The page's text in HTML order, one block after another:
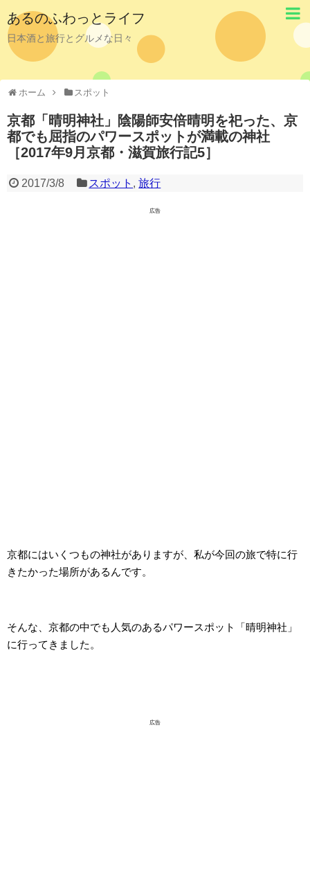
あるのふわっとライフ
日本酒と旅行とグルメな日々
ホーム スポット
京都「晴明神社」陰陽師安倍晴明を祀った、京
都でも屈指のパワースポットが満載の神社
［2017年9月京都・滋賀旅行記5］
2017/3/8 スポット ,旅行
広告
京都にはいくつもの神社がありますが、私が今回の旅で特に行
きたかった場所があるんです。
そんな、京都の中でも人気のあるパワースポット「晴明神社」
に行ってきました。
広告